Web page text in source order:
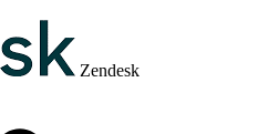
Zendesk